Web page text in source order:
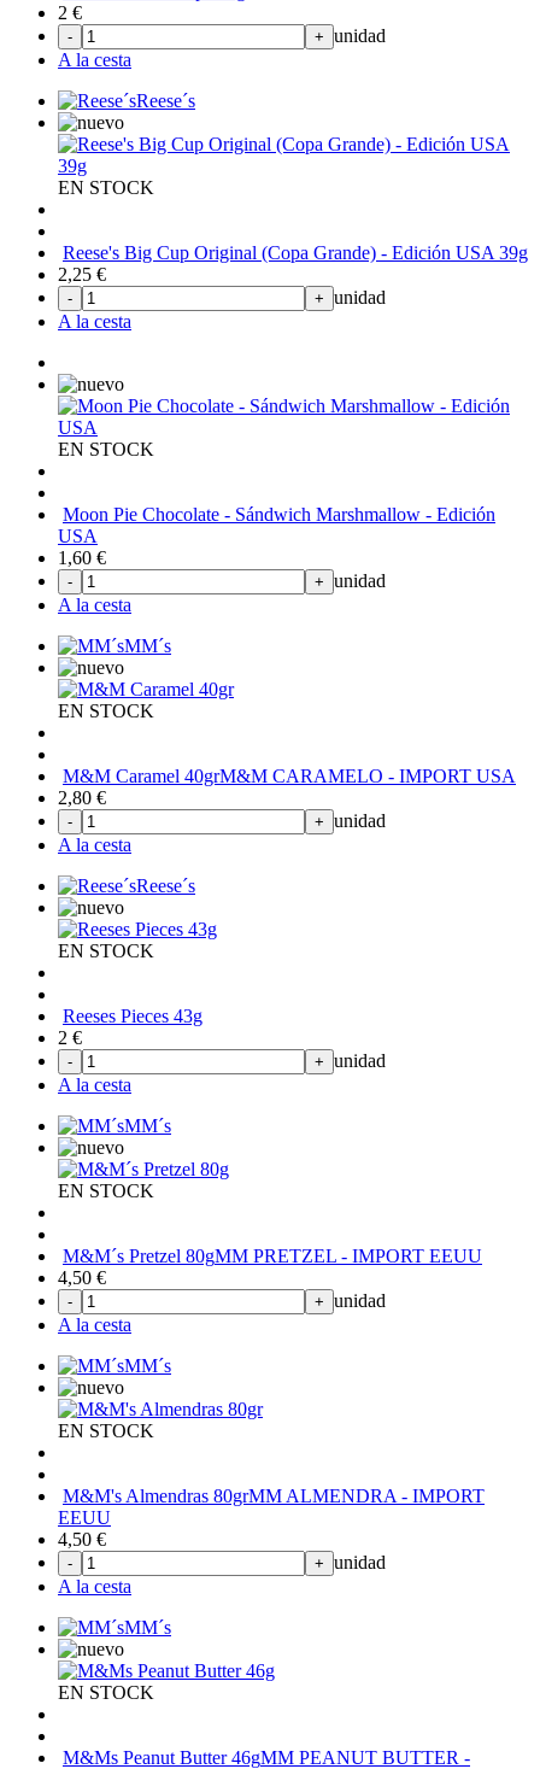
2 €
- + unidad
A la cesta
Reese´s
EN STOCK
Reese's Big Cup Original (Copa Grande) - Edición USA 39g
2,25 €
- + unidad
A la cesta
EN STOCK
Moon Pie Chocolate - Sándwich Marshmallow - Edición
USA
1,60 €
- + unidad
A la cesta
MM´s
EN STOCK
M&M Caramel 40grM&M CARAMELO - IMPORT USA
2,80 €
- + unidad
A la cesta
Reese´s
EN STOCK
Reeses Pieces 43g
2 €
- + unidad
A la cesta
MM´s
EN STOCK
M&M´s Pretzel 80gMM PRETZEL - IMPORT EEUU
4,50 €
- + unidad
A la cesta
MM´s
EN STOCK
M&M's Almendras 80grMM ALMENDRA - IMPORT
EEUU
4,50 €
- + unidad
A la cesta
MM´s
EN STOCK
M&Ms Peanut Butter 46gMM PEANUT BUTTER -